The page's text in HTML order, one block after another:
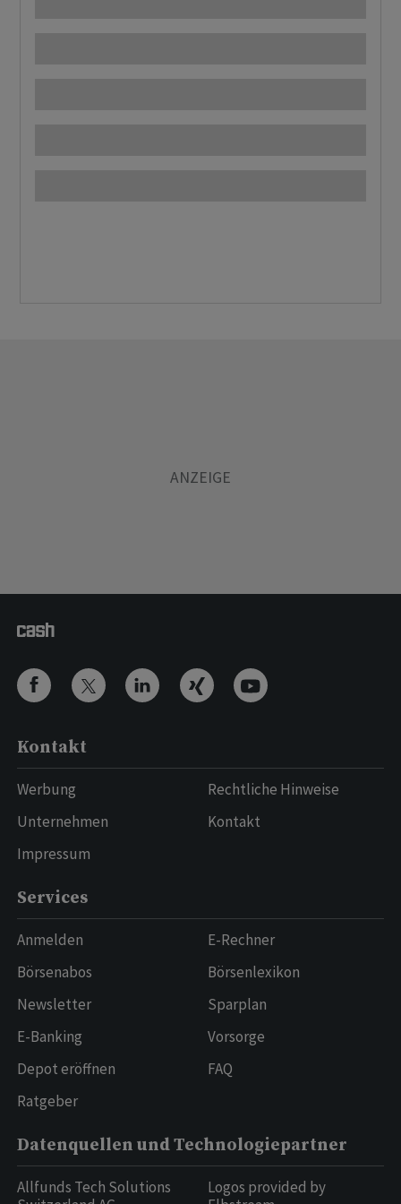
Kontakt
Werbung
Unternehmen
Impressum
Rechtliche Hinweise
Kontakt
Services
Anmelden
Börsenabos
Newsletter
E-Banking
Depot eröffnen
Ratgeber
E-Rechner
Börsenlexikon
Sparplan
Vorsorge
FAQ
Datenquellen und Technologiepartner
Allfunds Tech Solutions
Logos provided by